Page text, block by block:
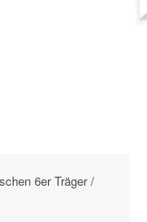
6er Träger /